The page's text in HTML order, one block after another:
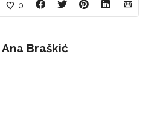
0
Ana Braškić